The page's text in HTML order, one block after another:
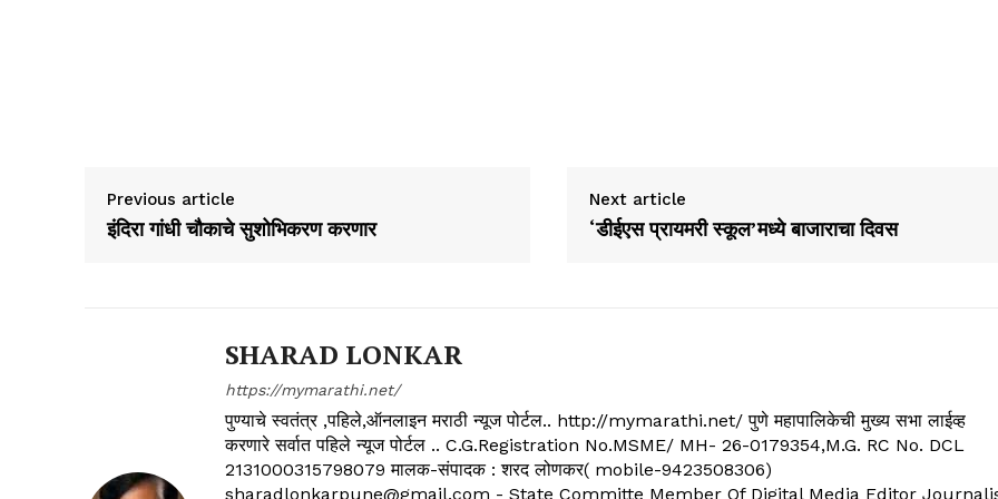
Previous article
इंदिरा गांधी चौकाचे सुशोभिकरण करणार
Next article
‘डीईएस प्रायमरी स्कूल’मध्ये बाजाराचा दिवस
SHARAD LONKAR
https://mymarathi.net/
पुण्याचे स्वतंत्र ,पहिले,ऑनलाइन मराठी न्यूज पोर्टल.. http://mymarathi.net/ पुणे महापालिकेची मुख्य सभा लाईव्ह
करणारे सर्वात पहिले न्यूज पोर्टल .. C.G.Registration No.MSME/ MH- 26-0179354,M.G. RC No. DCL
2131000315798079 मालक-संपादक : शरद लोणकर( mobile-9423508306)
sharadlonkarpune@gmail.com - State Committe Member Of Digital Media Editor